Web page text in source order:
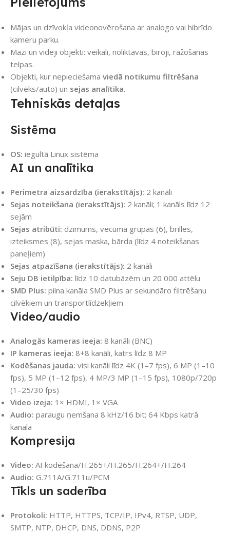
Mājas un dzīvokļa videonovērošana ar analogo vai hibrīdo
kameru parku.
Mazi un vidēji objekti: veikali, noliktavas, biroji, ražošanas
telpas.
Objekti, kur nepieciešama viedā notikumu filtrēšana
(cilvēks/auto) un sejas analītika.
Tehniskās detaļas
Sistēma
OS: iegultā Linux sistēma
AI un analītika
Perimetra aizsardzība (ierakstītājs): 2 kanāli
Sejas noteikšana (ierakstītājs): 2 kanāli; 1 kanāls līdz 12
sejām
Sejas atribūti: dzimums, vecuma grupas (6), brilles,
izteiksmes (8), sejas maska, bārda (līdz 4 noteikšanas
paneļiem)
Sejas atpazīšana (ierakstītājs): 2 kanāli
Seju DB ietilpība: līdz 10 datubāzēm un 20 000 attēlu
SMD Plus: pilna kanāla SMD Plus ar sekundāro filtrēšanu
cilvēkiem un transportlīdzekļiem
Video/audio
Analogās kameras ieeja: 8 kanāli (BNC)
IP kameras ieeja: 8+8 kanāli, katrs līdz 8 MP
Kodēšanas jauda: visi kanāli līdz 4K (1–7 fps), 6 MP (1–10
fps), 5 MP (1–12 fps), 4 MP/3 MP (1–15 fps), 1080p/720p
(1–25/30 fps)
Video izeja: 1× HDMI, 1× VGA
Audio: paraugu ņemšana 8 kHz/16 bit; 64 Kbps katrā
kanālā
Kompresija
Video: AI kodēšana/H.265+/H.265/H.264+/H.264
Audio: G.711A/G.711u/PCM
Tīkls un saderība
Protokoli: HTTP, HTTPS, TCP/IP, IPv4, RTSP, UDP,
SMTP, NTP, DHCP, DNS, DDNS, P2P